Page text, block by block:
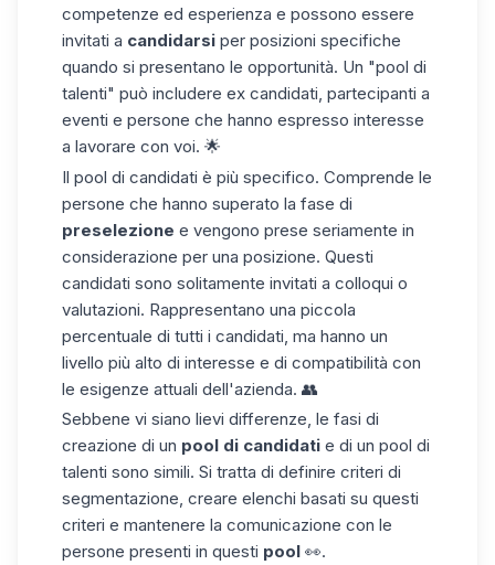
competenze ed esperienza e possono essere
invitati a candidarsi per posizioni specifiche
quando si presentano le opportunità. Un "pool di
talenti" può includere ex candidati, partecipanti a
eventi e persone che hanno espresso interesse
a lavorare con voi. 🌟
Il pool di candidati è più specifico. Comprende le
persone che hanno superato la fase di
preselezione e vengono prese seriamente in
considerazione per una posizione. Questi
candidati sono solitamente invitati a colloqui o
valutazioni. Rappresentano una piccola
percentuale di tutti i candidati, ma hanno un
livello più alto di interesse e di compatibilità con
le esigenze attuali dell'azienda. 👥
Sebbene vi siano lievi differenze, le fasi di
creazione di un pool di candidati e di un pool di
talenti sono simili. Si tratta di definire criteri di
segmentazione, creare elenchi basati su questi
criteri e mantenere la comunicazione con le
persone presenti in questi pool 👀.